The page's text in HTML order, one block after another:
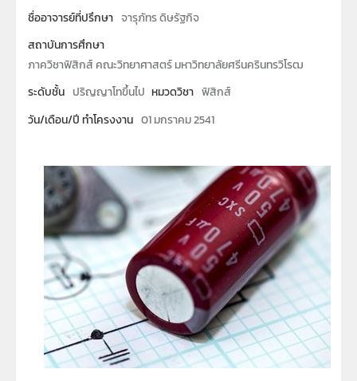
ชื่ออาจารย์ที่ปรึกษา จารุภัทร ดิษรัฐกิจ
สถาบันการศึกษา
ภาควิชาฟิสิกส์ คณะวิทยาศาสตร์ มหาวิทยาลัยศรีนครินทรวิโรฒ
ระดับชั้น ปริญญาโทขึ้นไป หมวดวิชา ฟิสิกส์
วัน/เดือน/ปี ทำโครงงาน 01 มกราคม 2541